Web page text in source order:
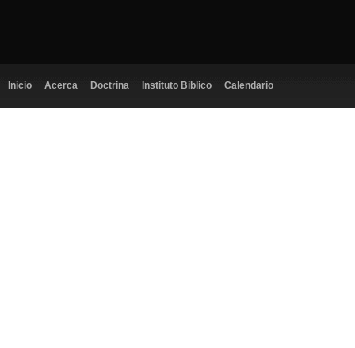
Inicio Acerca Doctrina Instituto Biblico Calendario